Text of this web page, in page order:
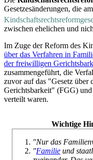
Gesetzesänderungen, die
zwischen ehelichen und
Im Zuge der Reform des
über das Verfahren in
der freiwilligen
zusammengeführt, die
zuvor auf das "Gesetz über
Gerichtsbarkeit" (FGG)
verteilt waren.
Wichtige
"Nur das
"Familie und